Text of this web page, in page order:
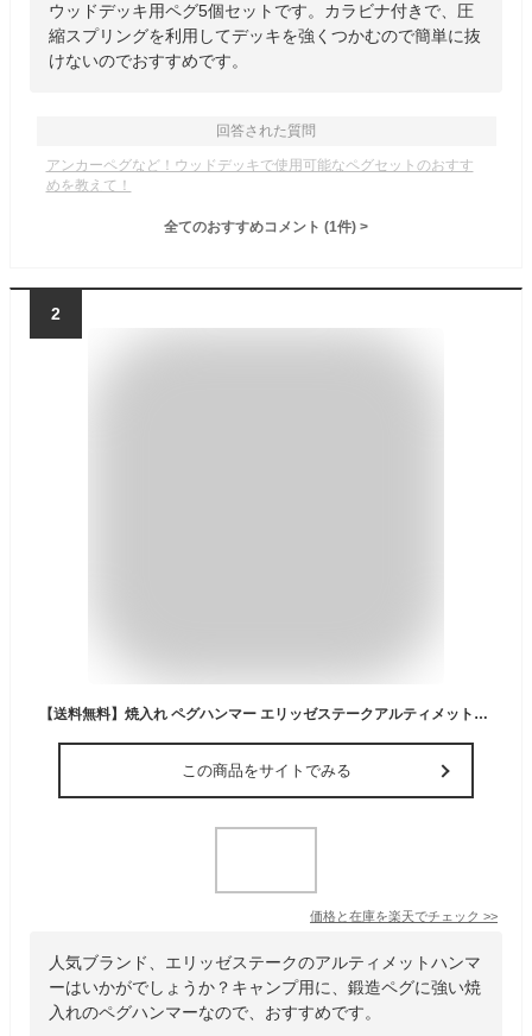
ウッドデッキ用ペグ5個セットです。カラビナ付きで、圧
縮スプリングを利用してデッキを強くつかむので簡単に抜
けないのでおすすめです。
回答された質問
アンカーペグなど！ウッドデッキで使用可能なペグセットのおすす
めを教えて！
全てのおすすめコメント (1件) >
2
【送料無料】焼入れ ペグハンマー エリッゼステークアルティメットハンマー (ステンレスヘッド×ブラック)
この商品をサイトでみる
価格と在庫を楽天でチェック >>
人気ブランド、エリッゼステークのアルティメットハンマ
ーはいかがでしょうか？キャンプ用に、鍛造ペグに強い焼
入れのペグハンマーなので、おすすめです。